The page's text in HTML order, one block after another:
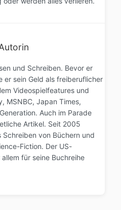
und Schreiben. Bevor er
er sein Geld als freiberuflicher
Videospielfeatures und
MSNBC, Japan Times,
Auch im Parade
Artikel. Seit 2005
von Büchern und
Fiction. Der US-
für seine Buchreihe